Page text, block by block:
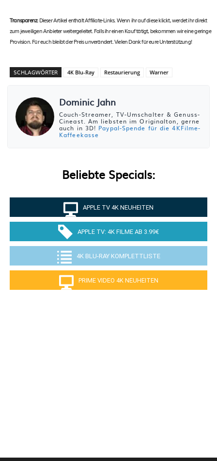
Transparenz:Dieser Artikel enthält Affiliate-Links. Wenn ihr auf diese klickt, werdet ihr direkt
zum jeweiligen Anbieter weitergeleitet. Falls ihr einen Kauf tätigt, bekommen wir eine geringe
Provision. Für euch bleibt der Preis unverändert. Vielen Dank für eure Unterstützung!
SCHLAGWÖRTER 4K Blu-Ray Restaurierung Warner
Dominic Jahn
Couch-Streamer, TV-Umschalter & Genuss-
Cineast. Am liebsten im Originalton, gerne
auch in 3D! Paypal-Spende für die 4KFilme-
Kaffeekasse
Beliebte Specials:
APPLE TV 4K NEUHEITEN
APPLE TV: 4K FILME AB 3.99€
4K BLU-RAY KOMPLETTLISTE
PRIME VIDEO 4K NEUHEITEN